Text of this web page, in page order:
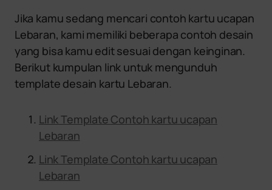
Jika kamu sedang mencari contoh kartu ucapan
Lebaran, kami memiliki beberapa contoh desain
yang bisa kamu edit sesuai dengan keinginan.
Berikut kumpulan link untuk mengunduh
template desain kartu Lebaran.
Link Template Contoh kartu ucapan
Lebaran
Link Template Contoh kartu ucapan
Lebaran